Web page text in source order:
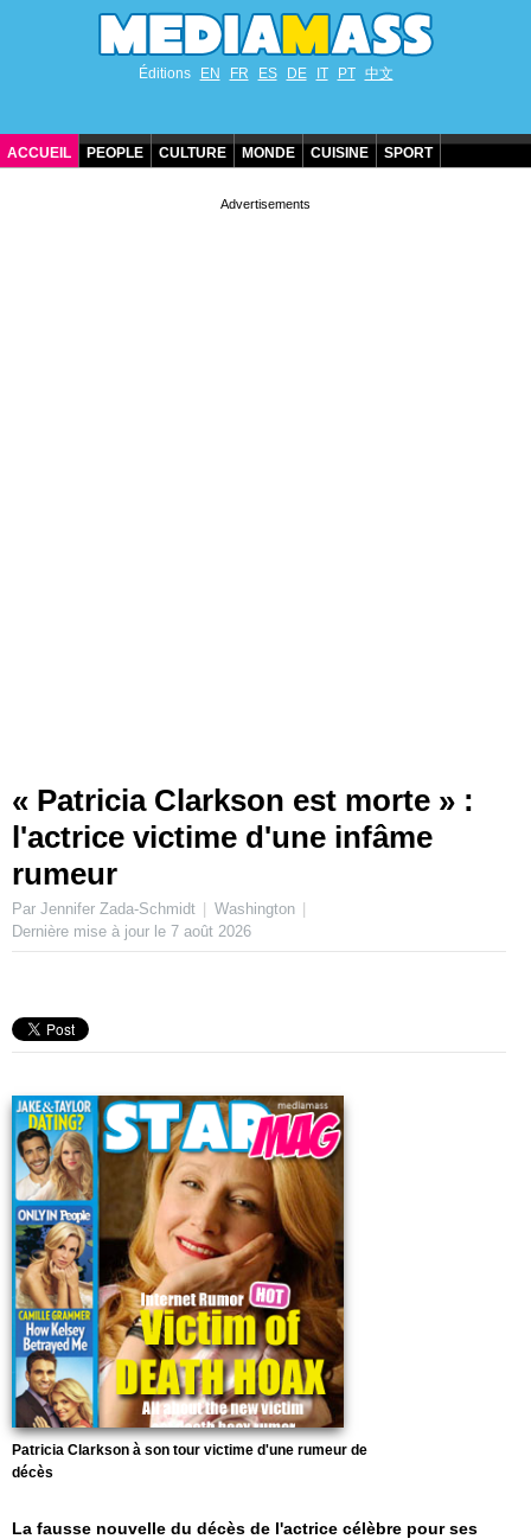
Éditions EN FR ES DE IT PT 中文
ACCUEIL PEOPLE CULTURE MONDE CUISINE SPORT
« Patricia Clarkson est morte » :
l'actrice victime d'une infâme
rumeur
Par Jennifer Zada-Schmidt
Washington
Dernière mise à jour le 7 août 2026
Patricia Clarkson à son tour victime d'une rumeur de
décès
La fausse nouvelle du décès de l'actrice célèbre pour ses